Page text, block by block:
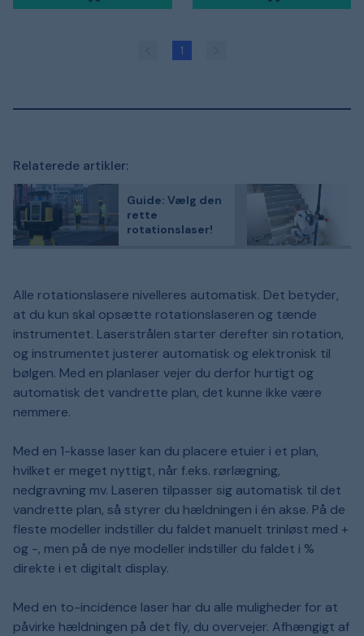
1
Relaterede artikler:
Guide: Vælg den
rette
rotationslaser!
Alle rotationslasere nivelleres automatisk. Det betyder,
at du kun skal opsætte rotationslaseren og tænde
instrumentet. Laserstrålen starter derefter sin rotation,
og instrumentet justerer automatisk og elektronisk til
bølgen. Med en planlaser vejer du derfor hurtigt og
automatisk det vandrette plan, det kunne ikke være
nemmere.
Med en 1-kasse laser kan du placere etuier i et plan,
hvilket er meget nyttigt, når f.eks. rørlægning,
nedgravning mv. Laseren tilpasser sig automatisk til det
vandrette plan, så styrer du hældningen i én akse. På de
fleste modeller indstiller du faldet manuelt trinløst med +
og -, men på de nye modeller indstiller du faldet i %
direkte i et digitalt display.
Med en to-incidence laser har du alle muligheder for at
påvirke hældningen på det fly, du overvejer. Afhængigt af